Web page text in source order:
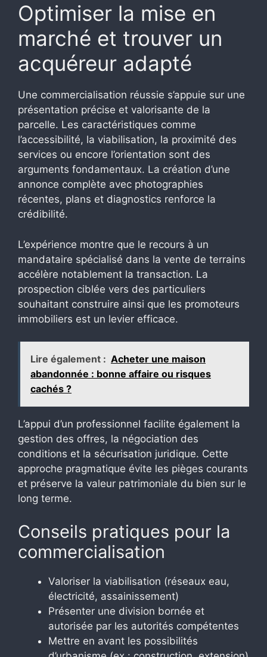
Optimiser la mise en
marché et trouver un
acquéreur adapté
Une commercialisation réussie s’appuie sur une
présentation précise et valorisante de la
parcelle. Les caractéristiques comme
l’accessibilité, la viabilisation, la proximité des
services ou encore l’orientation sont des
arguments fondamentaux. La création d’une
annonce complète avec photographies
récentes, plans et diagnostics renforce la
crédibilité.
L’expérience montre que le recours à un
mandataire spécialisé dans la vente de terrains
accélère notablement la transaction. La
prospection ciblée vers des particuliers
souhaitant construire ainsi que les promoteurs
immobiliers est un levier efficace.
Lire également : Acheter une maison
abandonnée : bonne affaire ou risques
cachés ?
L’appui d’un professionnel facilite également la
gestion des offres, la négociation des
conditions et la sécurisation juridique. Cette
approche pragmatique évite les pièges courants
et préserve la valeur patrimoniale du bien sur le
long terme.
Conseils pratiques pour la
commercialisation
Valoriser la viabilisation (réseaux eau,
électricité, assainissement)
Présenter une division bornée et
autorisée par les autorités compétentes
Mettre en avant les possibilités